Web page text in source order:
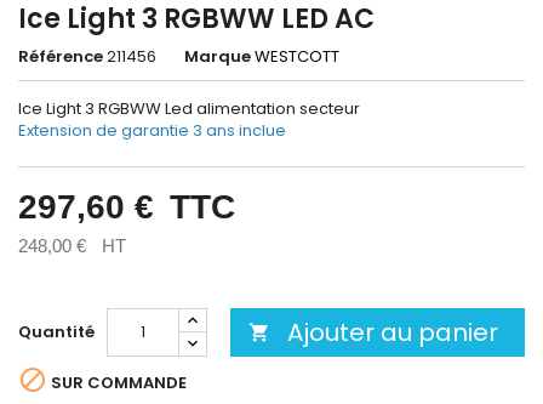
Ice Light 3 RGBWW LED AC
Référence211456 MarqueWESTCOTT
Ice Light 3 RGBWW Led alimentation secteur
Extension de garantie 3 ans inclue
297,60 € TTC
248,00 € HT
Quantité  Ajouter au panier
 SUR COMMANDE